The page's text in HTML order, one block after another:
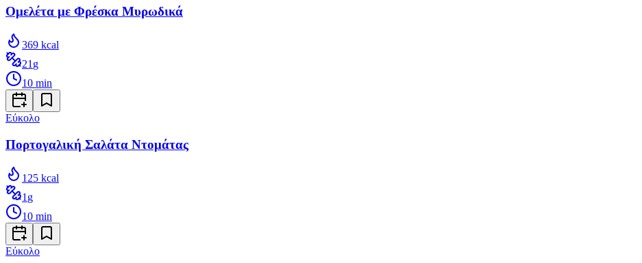
Ομελέτα με Φρέσκα Μυρωδικά
369 kcal
21 g
10 min
Εύκολο
Πορτογαλική Σαλάτα Ντομάτας
125 kcal
1 g
10 min
Εύκολο